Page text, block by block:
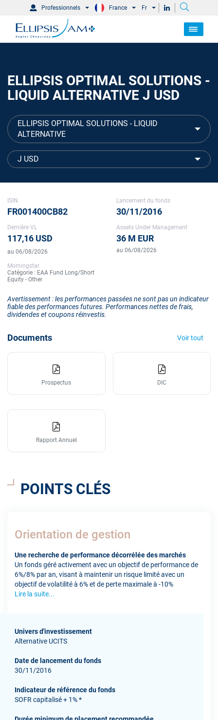
Professionnels France Fr
ELLIPSIS OPTIMAL SOLUTIONS -
LIQUID ALTERNATIVE J USD
ELLIPSIS OPTIMAL SOLUTIONS - LIQUID
ALTERNATIVE
J USD
ISIN
FR001400CB82
Lancement du fonds
30/11/2016
Dernière VL
117,16 USD
au 06/08/2026
Assets Under Management
36 M EUR
au 06/08/2026
Morningstar
Catégorie : EAA Fund Long/Short
Equity - Other
Avertissement : les performances passées ne sont pas un indicateur
fiable des performances futures. Performances nettes de frais,
dividendes et coupons réinvestis.
Documents Voir tout
Prospectus DIC
Rapport Annuel
POINTS CLÉS
Orientation de gestion
Une recherche de performance décorrélée des marchés
Un fonds géré activement avec un objectif de performance de
6%/8% par an, visant à maintenir un risque limité avec un
objectif de volatilité à 6% et de perte maximale à -10%
Lire la suite...
Univers d'investissement
Alternative UCITS
Date de lancement du fonds
30/11/2016
Indicateur de référence du fonds
SOFR capitalisé + 1% *